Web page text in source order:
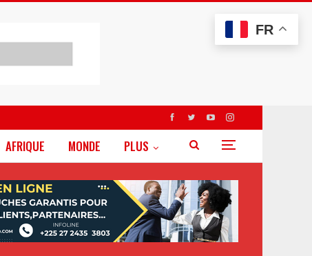
AFRIQUE MONDE PLUS
FR